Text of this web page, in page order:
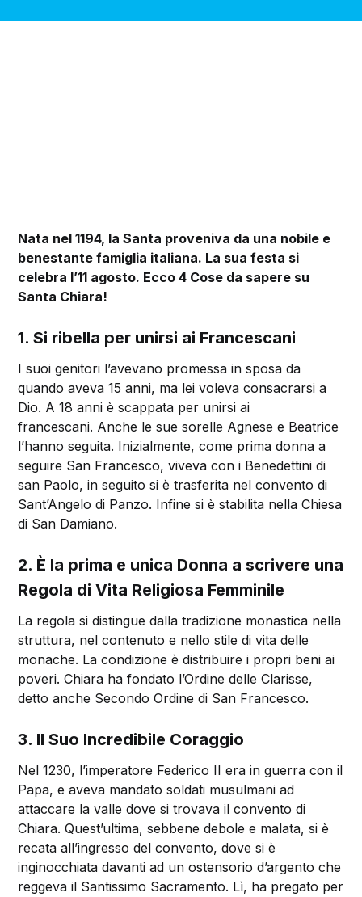
Nata nel 1194, la Santa proveniva da una nobile e
benestante famiglia italiana. La sua festa si
celebra l’11 agosto. Ecco 4 Cose da sapere su
Santa Chiara!
1. Si ribella per unirsi ai Francescani
I suoi genitori l’avevano promessa in sposa da
quando aveva 15 anni, ma lei voleva consacrarsi a
Dio. A 18 anni è scappata per unirsi ai
francescani. Anche le sue sorelle Agnese e Beatrice
l’hanno seguita. Inizialmente, come prima donna a
seguire San Francesco, viveva con i Benedettini di
san Paolo, in seguito si è trasferita nel convento di
Sant’Angelo di Panzo. Infine si è stabilita nella Chiesa
di San Damiano.
2. È la prima e unica Donna a scrivere una
Regola di Vita Religiosa Femminile
La regola si distingue dalla tradizione monastica nella
struttura, nel contenuto e nello stile di vita delle
monache. La condizione è distribuire i propri beni ai
poveri. Chiara ha fondato l’Ordine delle Clarisse,
detto anche Secondo Ordine di San Francesco.
3. Il Suo Incredibile Coraggio
Nel 1230, l’imperatore Federico II era in guerra con il
Papa, e aveva mandato soldati musulmani ad
attaccare la valle dove si trovava il convento di
Chiara. Quest’ultima, sebbene debole e malata, si è
recata all’ingresso del convento, dove si è
inginocchiata davanti ad un ostensorio d’argento che
reggeva il Santissimo Sacramento. Lì, ha pregato per